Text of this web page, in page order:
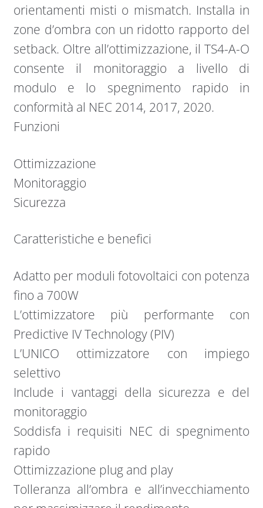
orientamenti misti o mismatch. Installa in
zone d’ombra con un ridotto rapporto del
setback. Oltre all’ottimizzazione, il TS4-A-O
consente il monitoraggio a livello di
modulo e lo spegnimento rapido in
conformità al NEC 2014, 2017, 2020.
Funzioni
Ottimizzazione
Monitoraggio
Sicurezza
Caratteristiche e benefici
Adatto per moduli fotovoltaici con potenza
fino a 700W
L’ottimizzatore più performante con
Predictive IV Technology (PIV)
L’UNICO ottimizzatore con impiego
selettivo
Include i vantaggi della sicurezza e del
monitoraggio
Soddisfa i requisiti NEC di spegnimento
rapido
Ottimizzazione plug and play
Tolleranza all’ombra e all’invecchiamento